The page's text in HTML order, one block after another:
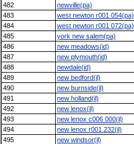
482
newville(pa)
483
west newton r001 054(pa)
484
west newton r001 072(pa)
485
york new salem(pa)
486
new meadows(id)
487
new plymouth(id)
488
newdale(id)
489
new bedford(il)
490
new burnside(il)
491
new holland(il)
492
new lenox(il)
493
new lenox c006 000(il)
494
new lenox r001 232(il)
495
new windsor(il)